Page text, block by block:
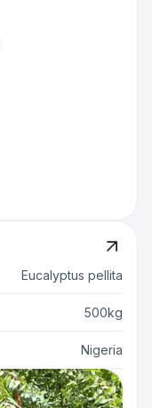
Eucalyptus pellita
500kg
Nigeria